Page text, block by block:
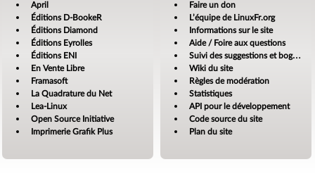
April
Éditions D-BookeR
Éditions Diamond
Éditions Eyrolles
Éditions ENI
En Vente Libre
Framasoft
La Quadrature du Net
Lea-Linux
Open Source Initiative
Imprimerie Grafik Plus
Faire un don
L’équipe de LinuxFr.org
Informations sur le site
Aide / Foire aux questions
Suivi des suggestions et bogues
Wiki du site
Règles de modération
Statistiques
API pour le développement
Code source du site
Plan du site